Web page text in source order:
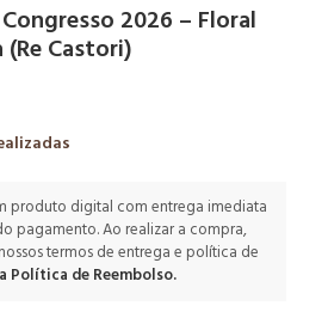
2026 – Floral
Castori)
produto digital com entrega imediata
pagamento. Ao realizar a compra,
termos de entrega e política de
Política de Reembolso.